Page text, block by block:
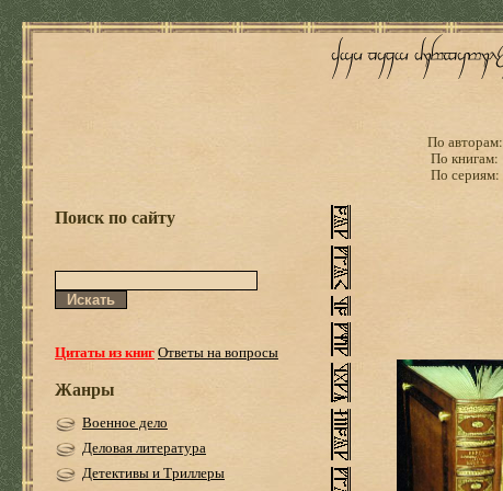
По авторам:
По книгам:
По сериям:
Поиск по сайту
Цитаты из книгОтветы на вопросы
Жанры
Военное дело
Деловая литература
Детективы и Триллеры